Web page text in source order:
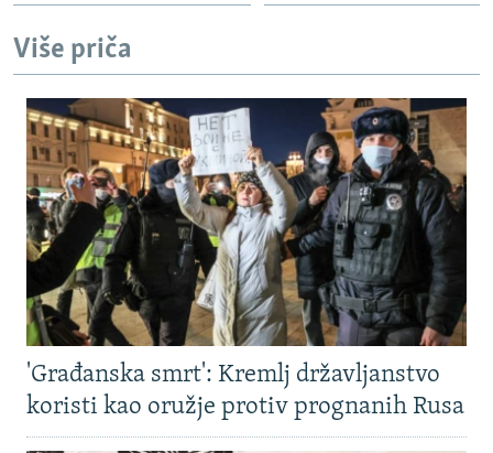
Više priča
'Građanska smrt': Kremlj državljanstvo
koristi kao oružje protiv prognanih Rusa